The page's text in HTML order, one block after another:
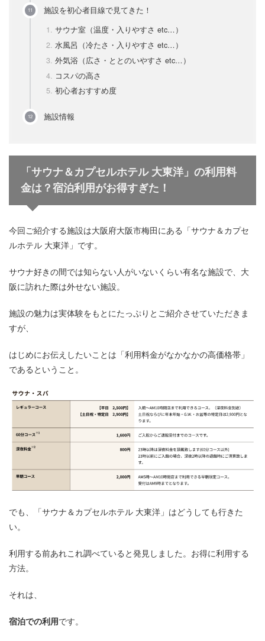
施設を初心者目線で見てきた！
サウナ室（温度・入りやすさ etc…）
水風呂（冷たさ・入りやすさ etc…）
外気浴（広さ・ととのいやすさ etc…）
コスパの高さ
初心者おすすめ度
施設情報
「サウナ＆カプセルホテル 大東洋」の利用料
金は？宿泊利用がお得すぎた！
今回ご紹介する施設は大阪府大阪市梅田にある「サウナ＆カプセ
ルホテル 大東洋」です。
サウナ好きの間では知らない人がいないくらい有名な施設で、大
阪に訪れた際は外せない施設。
施設の魅力は実体験をもとにたっぷりとご紹介させていただきま
すが、
はじめにお伝えしたいことは「利用料金がなかなかの高価格帯」
であるということ。
でも、「サウナ＆カプセルホテル 大東洋」はどうしても行きた
い。
利用する前あれこれ調べていると発見しました。お得に利用する
方法。
それは、
宿泊での利用です。